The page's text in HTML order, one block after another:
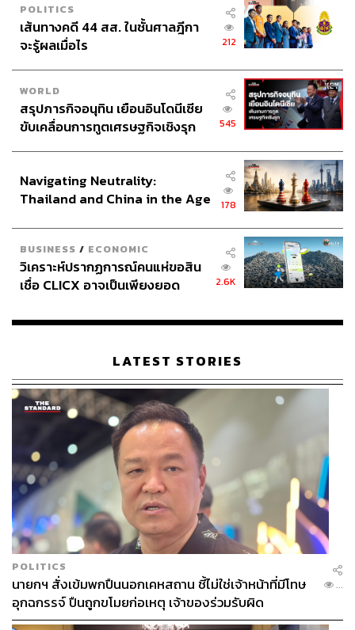
POLITICS
เส้นทางคดี 44 สส. ในชั้นศาลฎีกา
จะรู้ผลเมื่อไร
212
WORLD
สรุปภารกิจอนุทิน เยือนอินโดนีเซีย
ขับเคลื่อนการทูตเศรษฐกิจเชิงรุก
545
Navigating Neutrality:
Thailand and China in the Age
178
BUSINESS / ECONOMIC
วิเคราะห์ปรากฏการณ์คนแห่ขอสิน
เชื่อ CLICX อาจเป็นเพียงยอด
เรือนไทยที่ถูกซุกไว้
2.6K
LATEST STORIES
POLITICS
นายกฯ สั่งเข้มพกปืนนอกเคหสถาน ชี้ไม่ใช่เจ้าหน้าที่มีโทษ
อุกฉกรรจ์ ปืนถูกขโมยก่อเหตุ เจ้าของร่วมรับผิด
...